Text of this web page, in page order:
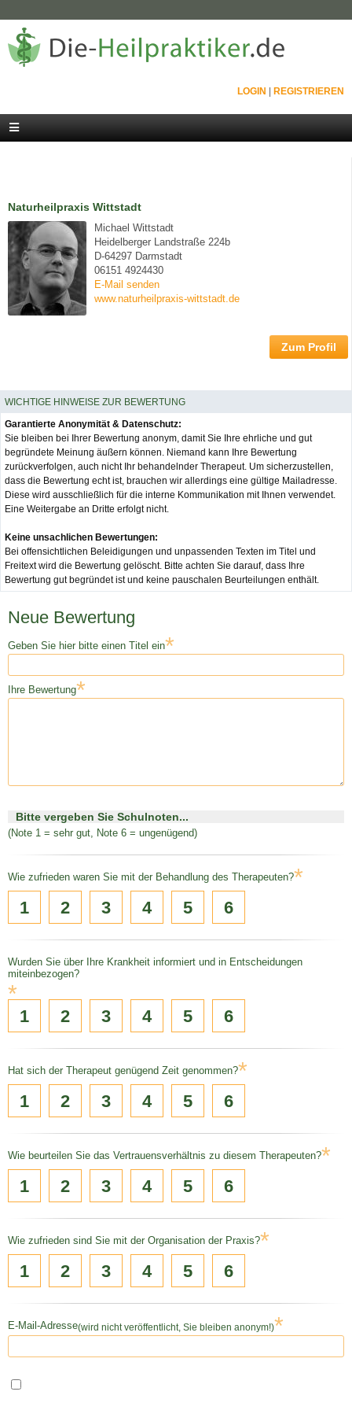
LOGIN REGISTRIEREN
Naturheilpraxis Wittstadt
Michael Wittstadt
Heidelberger Landstraße 224b
D-64297 Darmstadt
06151 4924430
E-Mail senden
www.naturheilpraxis-wittstadt.de
Zum Profil
WICHTIGE HINWEISE ZUR BEWERTUNG
Garantierte Anonymität & Datenschutz:
Sie bleiben bei Ihrer Bewertung anonym, damit Sie Ihre ehrliche und gut
begründete Meinung äußern können. Niemand kann Ihre Bewertung
zurückverfolgen, auch nicht Ihr behandelnder Therapeut. Um sicherzustellen,
dass die Bewertung echt ist, brauchen wir allerdings eine gültige Mailadresse.
Diese wird ausschließlich für die interne Kommunikation mit Ihnen verwendet.
Eine Weitergabe an Dritte erfolgt nicht.
Keine unsachlichen Bewertungen:
Bei offensichtlichen Beleidigungen und unpassenden Texten im Titel und
Freitext wird die Bewertung gelöscht. Bitte achten Sie darauf, dass Ihre
Bewertung gut begründet ist und keine pauschalen Beurteilungen enthält.
Neue Bewertung
Geben Sie hier bitte einen Titel ein*
Ihre Bewertung*
Bitte vergeben Sie Schulnoten...
(Note 1 = sehr gut, Note 6 = ungenügend)
Wie zufrieden waren Sie mit der Behandlung des Therapeuten?*
1 2 3 4 5 6
Wurden Sie über Ihre Krankheit informiert und in Entscheidungen
miteinbezogen?
*
1 2 3 4 5 6
Hat sich der Therapeut genügend Zeit genommen?*
1 2 3 4 5 6
Wie beurteilen Sie das Vertrauensverhältnis zu diesem Therapeuten?*
1 2 3 4 5 6
Wie zufrieden sind Sie mit der Organisation der Praxis?*
1 2 3 4 5 6
E-Mail-Adresse(wird nicht veröffentlicht, Sie bleiben anonym!)*